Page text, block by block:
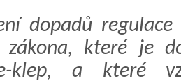
dopadů
zákona, které je
klep, a které